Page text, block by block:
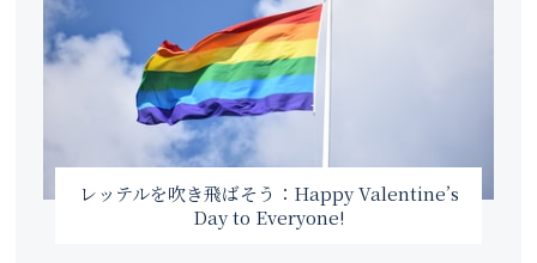
レッテルを吹き飛ばそう：Happy Valentine’s
Day to Everyone!